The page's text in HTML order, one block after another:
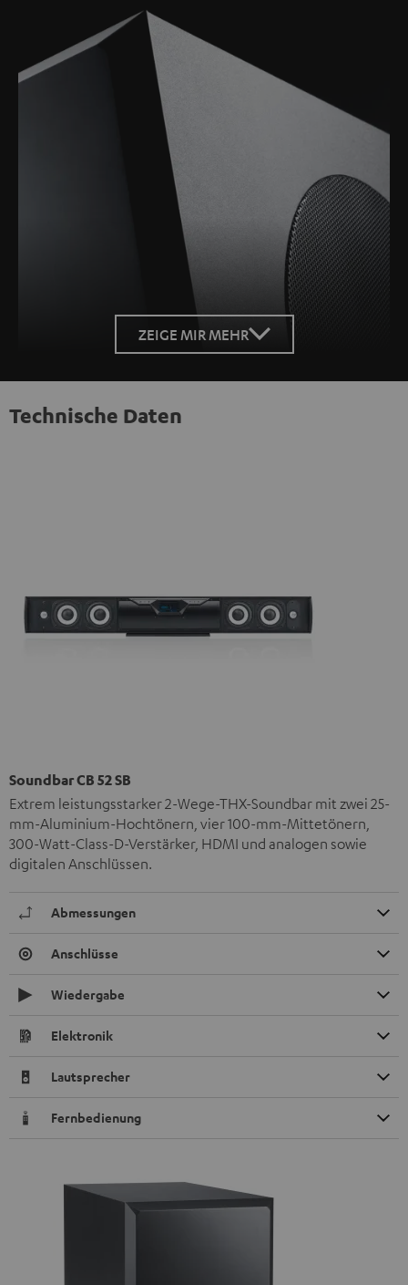
ZEIGE MIR MEHR
Technische Daten
Soundbar CB 52 SB
Extrem leistungsstarker 2-Wege-THX-Soundbar mit zwei 25-
mm-Aluminium-Hochtönern, vier 100-mm-Mittetönern,
300-Watt-Class-D-Verstärker, HDMI und analogen sowie
digitalen Anschlüssen.
Abmessungen
Anschlüsse
Wiedergabe
Elektronik
Lautsprecher
Fernbedienung